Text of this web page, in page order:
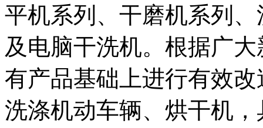
平机系列、干磨机系列
及电脑干洗机。根据广
有产品基础上进行有效
洗涤机动车辆、烘干机